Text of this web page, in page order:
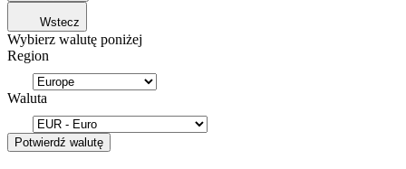
Wstecz
Wybierz walutę poniżej
Region
Waluta
Potwierdź walutę